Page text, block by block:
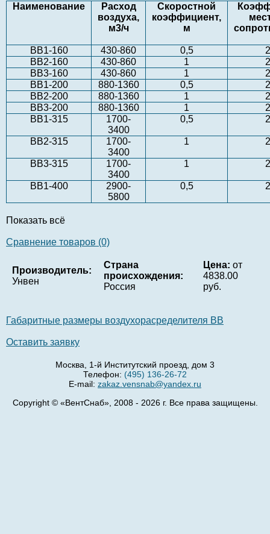
Наименование
Расход
воздуха,
м3/ч
Скоростной
коэффициент,
м
ВВ1-160 430-860 0,5
ВВ2-160
430-860 1
ВВ3-160
430-860 1
ВВ1-200
880-1360 0,5
ВВ2-200
880-1360 1
ВВ3-200
880-1360 1
ВВ1-315
1700-
3400
0,5
ВВ2-315
1700-
3400
1
ВВ3-315
1700-
3400
1
ВВ1-400
2900-
5800
0,5
Показать всё
Сравнение товаров (0)
Производитель:
Унвен
Страна
происхождения:
Россия
Цена: от
4838.00
руб.
Габаритные размеры воздухорасределителя ВВ
Оставить заявку
Москва, 1-й Институтский проезд, дом 3
Телефон: (495) 136-26-72
E-mail: zakaz.vensnab@yandex.ru
Copyright © «ВентСнаб», 2008 - 2026 г. Все права защищены.